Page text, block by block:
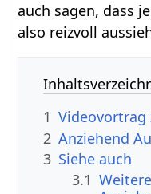
auch sagen, dass
also reizvoll
1
2
3 Siehe auch
3.1